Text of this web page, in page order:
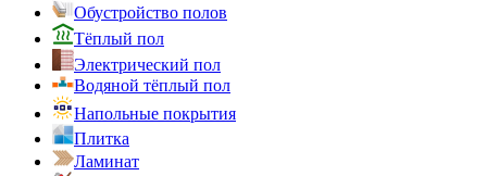
Обустройство полов
Тёплый пол
Электрический пол
Водяной тёплый пол
Напольные покрытия
Плитка
Ламинат